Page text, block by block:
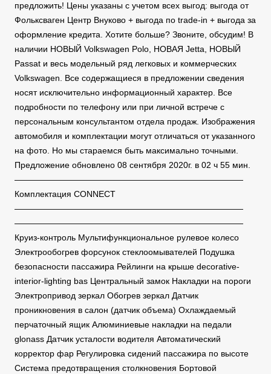
предложить! Цены указаны с учетом всех выгод: выгода от
Фольксваген Центр Внуково + выгода по trade-in + выгода за
оформление кредита. Хотите больше? Звоните, обсудим! В
наличии НОВЫЙ Volkswagen Polo, НОВАЯ Jetta, НОВЫЙ
Passat и весь модельный ряд легковых и коммерческих
Volkswagen. Все содержащиеся в предложении сведения
носят исключительно информационный характер. Все
подробности по телефону или при личной встрече с
персональным консультантом отдела продаж. Изображения
автомобиля и комплектации могут отличаться от указанного
на фото. Но мы стараемся быть максимально точными.
Предложение обновлено 08 сентября 2020г. в 02 ч 55 мин.
———————————————————————————
Комплектация CONNECT
———————————————————————————
———————————————————————————
Круиз-контроль Мультифункциональное рулевое колесо
Электрообогрев форсунок стеклоомывателей Подушка
безопасности пассажира Рейлинги на крыше decorative-
interior-lighting bas Центральный замок Накладки на пороги
Электропривод зеркал Обогрев зеркал Датчик
проникновения в салон (датчик объема) Охлаждаемый
перчаточный ящик Алюминиевые накладки на педали
glonass Датчик усталости водителя Автоматический
корректор фар Регулировка сидений пассажира по высоте
Система предотвращения столкновения Бортовой